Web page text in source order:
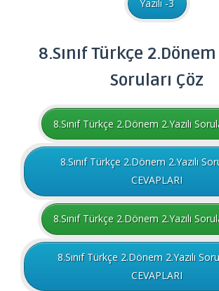
Yazılı -3
8.SınıfTürkçe 2.Dönem
Soruları Çöz
8.Sınıf Türkçe 2.Dönem 2.Yazılı
8.Sınıf Türkçe 2.Dönem 2.Yazılı
CEVAPLARI
8.Sınıf Türkçe 2.Dönem 2.Yazılı
8.Sınıf Türkçe 2.Dönem 2.Yazılı
CEVAPLARI